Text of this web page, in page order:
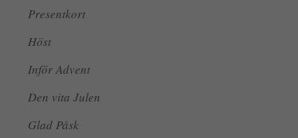
Presentkort
Höst
Inför Advent
Den vita Julen
Glad Påsk